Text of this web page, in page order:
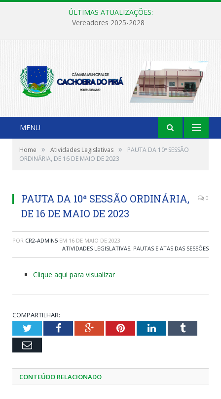
ÚLTIMAS ATUALIZAÇÕES:
Vereadores 2025-2028
MENU
Home » Atividades Legislativas »
PAUTA DA 10ª SESSÃO
ORDINÁRIA, DE 16 DE MAIO DE 2023
PAUTA DA 10ª SESSÃO ORDINÁRIA,
DE 16 DE MAIO DE 2023
0
POR CR2-ADMIN5 EM 16 DE MAIO DE 2023
ATIVIDADES LEGISLATIVAS, PAUTAS E ATAS DAS SESSÕES
Clique aqui para visualizar
COMPARTILHAR:
TwitterFacebookGoogle+PinterestLinkedInTumblr
Email
CONTEÚDO RELACIONADO